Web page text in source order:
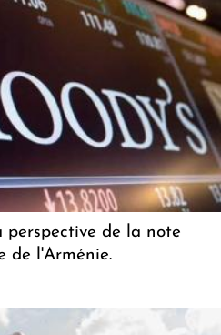
perspective de la note
de l'Arménie.